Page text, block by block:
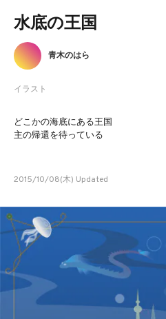
水底の王国
イラスト
青木のはら
どこかの海底にある王国
主の帰還を待っている
2015/10/08(木) Updated